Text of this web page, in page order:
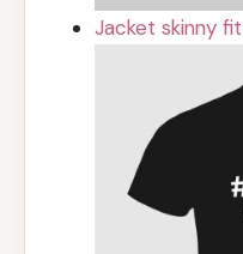
Jacket skinny fit